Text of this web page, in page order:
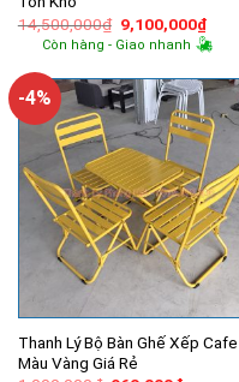
14,500,000₫ Giá
gốc
là:
9,100,000₫Giá
hiện
tại
Còn hàng - Giao nhanh
-4%
Thanh Lý Bộ Bàn Ghế Xếp Cafe
Màu Vàng Giá Rẻ